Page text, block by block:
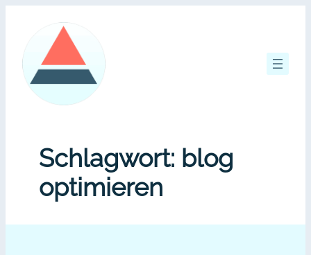
springen
Schlagwort: blog
optimieren